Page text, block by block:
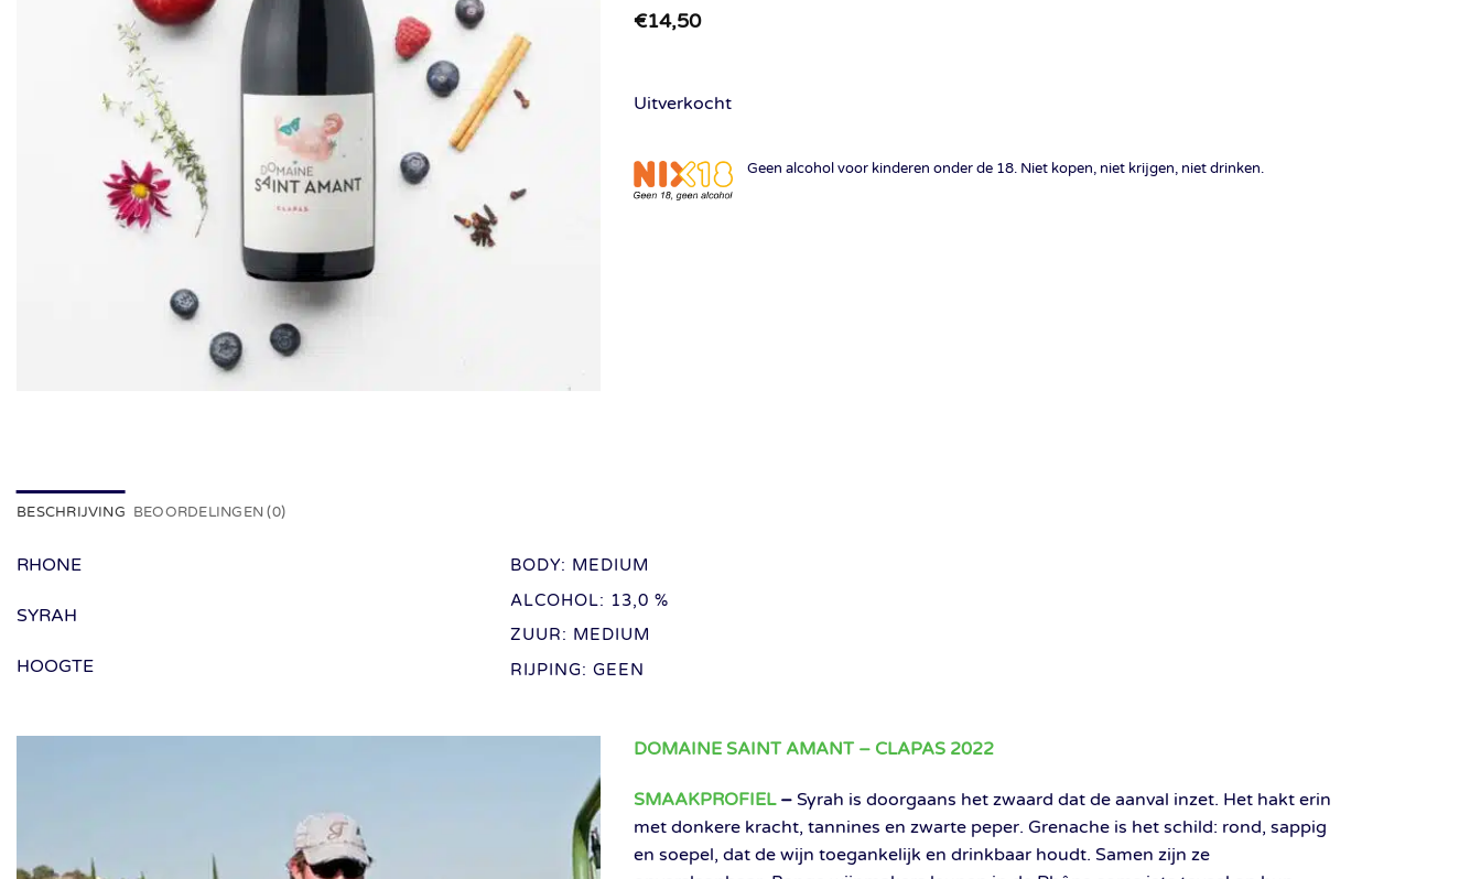
€14,50
Uitverkocht
Geen alcohol voor kinderen onder de 18. Niet kopen, niet krijgen, niet drinken.
BESCHRIJVING BEOORDELINGEN (0)
RHONE
SYRAH
HOOGTE
BODY: MEDIUM
ALCOHOL: 13,0 %
ZUUR: MEDIUM
RIJPING: GEEN
DOMAINE SAINT AMANT – CLAPAS 2022
SMAAKPROFIEL– Syrah is doorgaans het zwaard dat de aanval inzet. Het hakt erin
met donkere kracht, tannines en zwarte peper. Grenache is het schild: rond, sappig
en soepel, dat de wijn toegankelijk en drinkbaar houdt. Samen zijn ze